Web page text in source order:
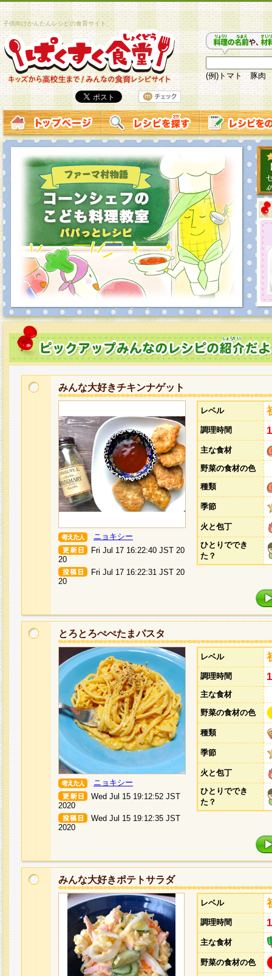
子供向けかんたんレシピの食育サイト
(例)トマト 豚肉
みんな大好きチキンナゲット
ニョキシー
Fri Jul 17 16:22:40 JST 20
20
Fri Jul 17 16:22:31 JST 20
20
レベル
調理時間
主な食材
野菜の食材の色
種類
季節
火と包丁
ひとりででき
た？
とろとろぺぺたまパスタ
ニョキシー
Wed Jul 15 19:12:52 JST
2020
Wed Jul 15 19:12:35 JST
2020
レベル
調理時間
主な食材
野菜の食材の色
種類
季節
火と包丁
ひとりででき
た？
みんな大好きポテトサラダ
レベル
調理時間
主な食材
野菜の食材の色